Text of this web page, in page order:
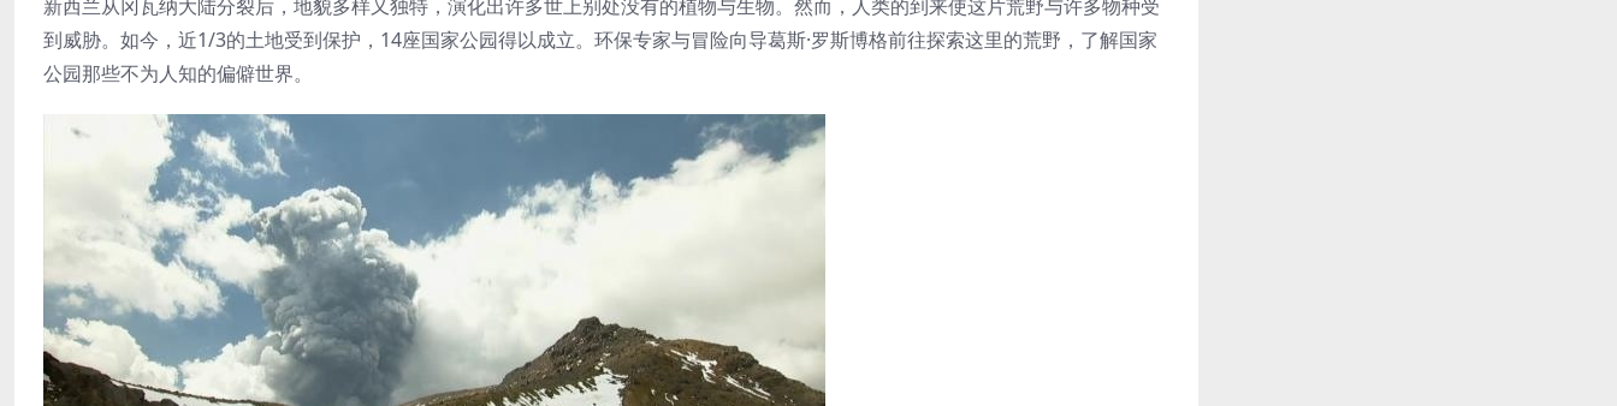
新西兰从冈瓦纳大陆分裂后，地貌多样又独特，演化出许多世上别处没有的植物与生物。然而，人类的到来使这片荒野与许多物种受
到威胁。如今，近1/3的土地受到保护，14座国家公园得以成立。环保专家与冒险向导葛斯·罗斯博格前往探索这里的荒野，了解国家
公园那些不为人知的偏僻世界。